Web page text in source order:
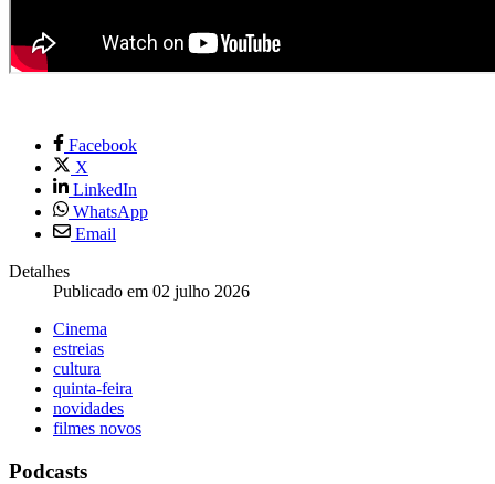
Facebook
X
LinkedIn
WhatsApp
Email
Detalhes
Publicado em 02 julho 2026
Cinema
estreias
cultura
quinta-feira
novidades
filmes novos
Podcasts